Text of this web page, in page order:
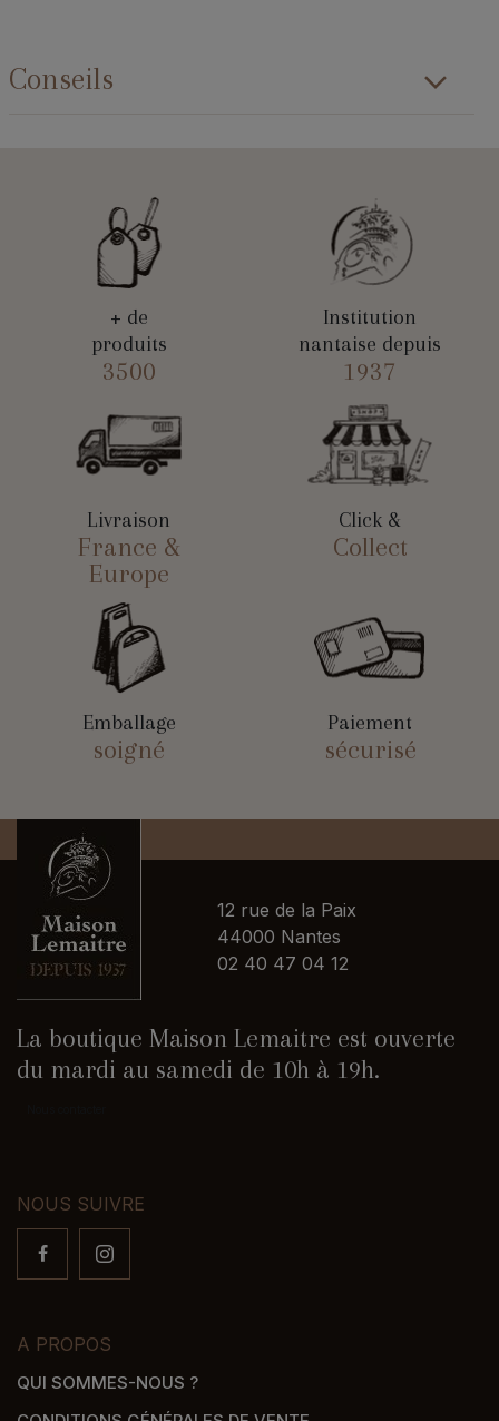
Conseils
+ de
produits
3500
Institution
nantaise depuis
1937
Livraison
France &
Europe
Click &
Collect
Emballage
soigné
Paiement
sécurisé
12 rue de la Paix
44000 Nantes
02 40 47 04 12
La boutique Maison Lemaitre est ouverte
du mardi au samedi de 10h à 19h.
NOUS SUIVRE
A PROPOS
QUI SOMMES-NOUS ?